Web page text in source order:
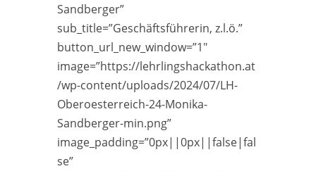
Sandberger”
sub_title=”Geschäftsführerin, z.l.ö.”
button_url_new_window=”1″
image=”https://lehrlingshackathon.at
/wp-content/uploads/2024/07/LH-
Oberoesterreich-24-Monika-
Sandberger-min.png”
image_padding=”0px||0px||false|fal
se”